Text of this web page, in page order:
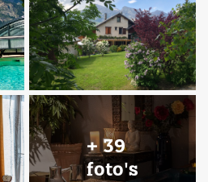
+ 39
foto's